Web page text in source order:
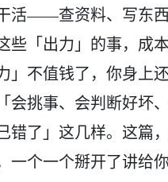
活——查资料、写东
些「出力」的事，成
」不值钱了，你身上
会挑事、会判断好坏
错了」这几样。这篇
一个一个掰开了讲给你